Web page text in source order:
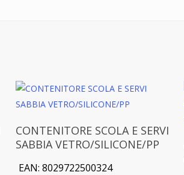
Aggiungi Al Carrello
CONTENITORE SCOLA E SERVI
SABBIA VETRO/SILICONE/PP
EAN: 8029722500324